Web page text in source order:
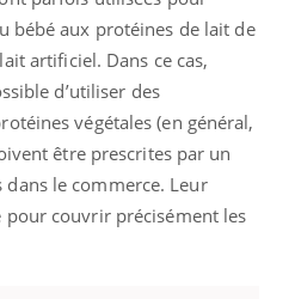
bébé aux protéines de lait de
artificiel. Dans ce cas,
d’utiliser des
végétales (en général,
être prescrites par un
dans le commerce. Leur
couvrir précisément les